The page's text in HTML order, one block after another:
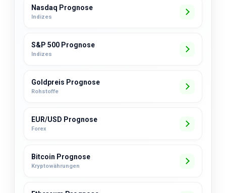
Nasdaq Prognose
Indizes
S&P 500 Prognose
Indizes
Goldpreis Prognose
Rohstoffe
EUR/USD Prognose
Forex
Bitcoin Prognose
Kryptowährungen